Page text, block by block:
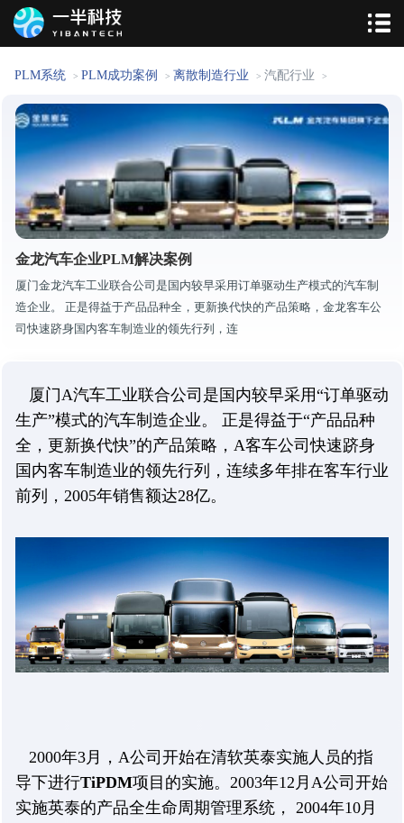
PLM系统 > PLM成功案例 > 离散制造行业 > 汽配行业 >
金龙汽车企业PLM解决案例
厦门金龙汽车工业联合公司是国内较早采用订单驱动生产模式的汽车制
造企业。 正是得益于产品品种全，更新换代快的产品策略，金龙客车公
司快速跻身国内客车制造业的领先行列，连
厦门A汽车工业联合公司是国内较早采用“订单驱动
生产”模式的汽车制造企业。 正是得益于“产品品种
全，更新换代快”的产品策略，A客车公司快速跻身
国内客车制造业的领先行列，连续多年排在客车行业
前列，2005年销售额达28亿。
2000年3月，A公司开始在清软英泰实施人员的指
导下进行TiPDM项目的实施。2003年12月A公司开始
实施英泰的产品全生命周期管理系统， 2004年10月